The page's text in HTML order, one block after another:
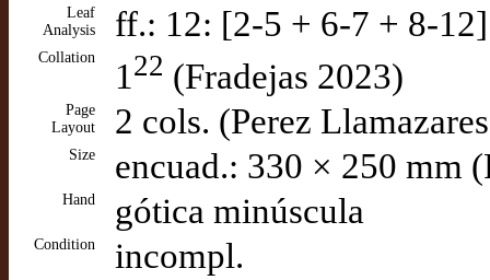
Leaf
Analysis
ff.: 12: [2-5 + 6-7 + 8-
Collation 1 22 (Fradejas 2023)
Page
Layout
2 cols. (Perez
Size encuad.: 330 × 250 mm
Hand gótica minúscula
Condition incompl.